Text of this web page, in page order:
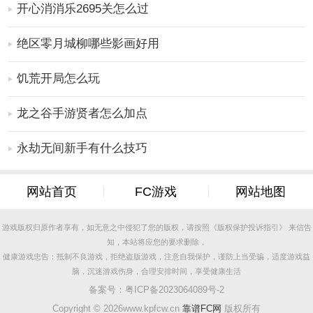
2、锻炼大脑并不难。你可以让你的大脑随时随地工作。
训练你的大脑也很困难；
发散思维，从而快速提高你的分析能力。
更多好玩实用的手游，请持续关注靠谱FC网
开心消消乐2695关怎么过
绝区零月城柳哪些影画好用
饥荒开局怎么玩
龙之谷手游贤者怎么加点
永劫无间新手有什么技巧
网站首页 FC游戏 网站地图
游戏版权归原作者享有，如无意之中侵犯了您的版权，请按照《版权保护投诉指引》 来信告
知，本站将应您的要求删除，
健康游戏忠告：抵制不良游戏，拒绝盗版游戏，注意自我保护，谨防上当受骗，适度游戏益
脑，沉迷游戏伤身，合理安排时间，享受健康生活
备案号： 粤ICP备2023064089号-2
Copyright © 2026www.kpfcw.cn 靠谱FC网 版权所有